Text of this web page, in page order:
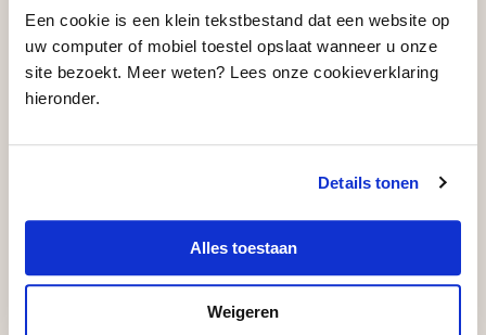
Een cookie is een klein tekstbestand dat een website op
uw computer of mobiel toestel opslaat wanneer u onze
site bezoekt. Meer weten? Lees onze cookieverklaring
hieronder.
Details tonen
Alles toestaan
Weigeren
Gerben van der Werf ontving in 2020 en 2022
studiebeurzen van VDEF voor privélessen van
Margreet Honig en Rosa Dominguez.